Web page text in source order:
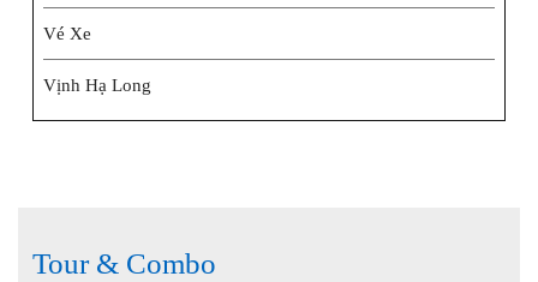
Vé Xe
Vịnh Hạ Long
Tour & Combo